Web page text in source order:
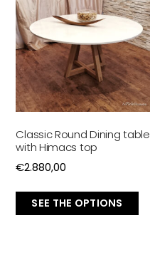
Classic Round Dining table
with Himacs top
€2.880,00
SEE THE OPTIONS